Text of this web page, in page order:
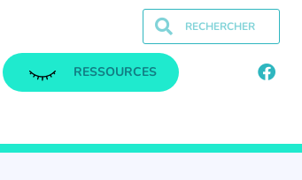
RESSOURCES